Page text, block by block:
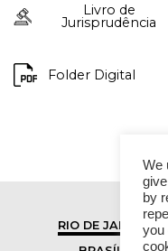
Livro de
Jurisprudência
Folder Digital
RIO DE JANEIRO
We
by
you